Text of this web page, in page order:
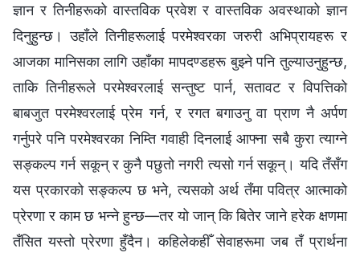
ज्ञान र तिनीहरूको वास्तविक प्रवेश र वास्तविक अवस्थाको ज्ञान
दिनुहुन्छ। उहाँले तिनीहरूलाई परमेश्‍वरका जरुरी अभिप्रायहरू र
आजका मानिसका लागि उहाँका मापदण्डहरू बुझ्ने पनि तुल्याउनुहुन्छ,
ताकि तिनीहरूले परमेश्‍वरलाई सन्तुष्ट पार्न, सतावट र विपत्तिको
बाबजुत परमेश्‍वरलाई प्रेम गर्न, र रगत बगाउनु वा प्राण नै अर्पण
गर्नुपरे पनि परमेश्‍वरका निम्ति गवाही दिनलाई आफ्ना सबै कुरा त्याग्‍ने
सङ्कल्प गर्न सकून् र कुनै पछुतो नगरी त्यसो गर्न सकून्। यदि तँसँग
यस प्रकारको सङ्कल्प छ भने, त्यसको अर्थ तँमा पवित्र आत्माको
प्रेरणा र काम छ भन्‍ने हुन्छ—तर यो जान् कि बितेर जाने हरेक क्षणमा
तँसित यस्तो प्रेरणा हुँदैन। कहिलेकहीँ सेवाहरूमा जब तँ प्रार्थना